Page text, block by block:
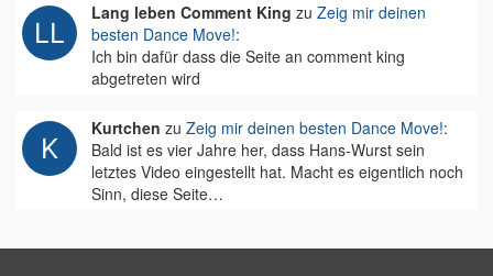
Lang leben Comment King zu Zeig mir deinen
besten Dance Move!:
Ich bin dafür dass die Seite an comment king
abgetreten wird
Kurtchen zu Zeig mir deinen besten Dance Move!:
Bald ist es vier Jahre her, dass Hans-Wurst sein
letztes Video eingestellt hat. Macht es eigentlich noch
Sinn, diese Seite…